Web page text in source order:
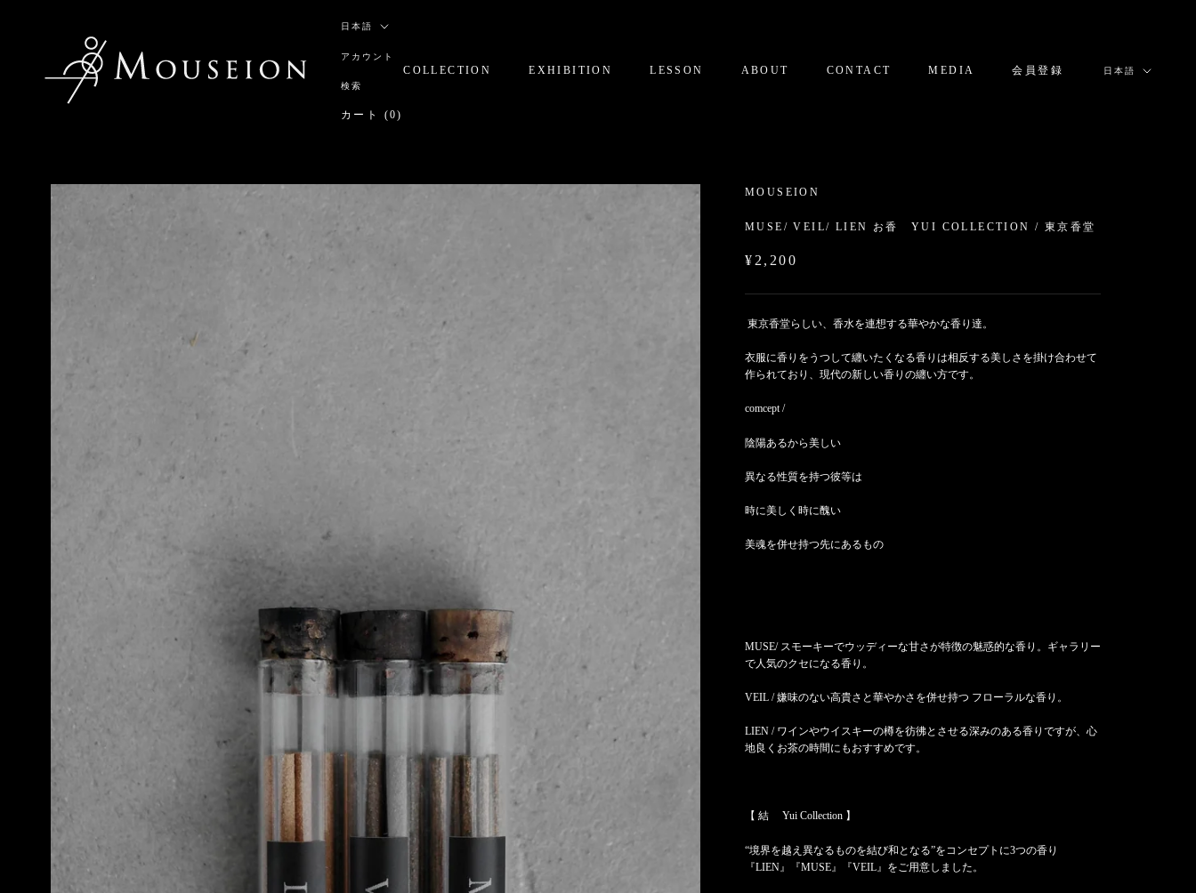
言
日本語
アカウント
検索
カート (0)
COLLECTION EXHIBITION LESSON ABOUT CONTACT MEDIA 会員登録
言
日本語
MOUSEION
MUSE/ VEIL/ LIEN お香 YUI COLLECTION / 東京香堂
¥2,200
東京香堂らしい、香水を連想する華やかな香り達。
衣服に香りをうつして纏いたくなる香りは相反する美しさを掛け合わせて
作られており、現代の新しい香りの纏い方です。
comcept /
陰陽あるから美しい
異なる性質を持つ彼等は
時に美しく時に醜い
美魂を併せ持つ先にあるもの
MUSE/ スモーキーでウッディーな甘さが特徴の魅惑的な香り。ギャラリー
で人気のクセになる香り。
VEIL / 嫌味のない高貴さと華やかさを併せ持つ フローラルな香り。
LIEN / ワインやウイスキーの樽を彷彿とさせる深みのある香りですが、心
地良くお茶の時間にもおすすめです。
【 結 Yui Collection 】
“境界を越え異なるものを結び和となる”をコンセプトに3つの香り
『LIEN』『MUSE 』『VEIL』をご用意しました。